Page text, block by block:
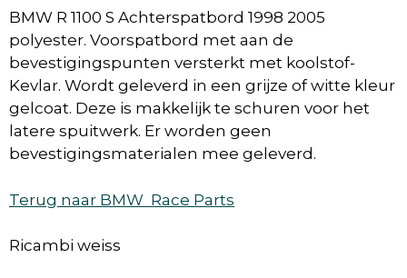
BMW R 1100 S Achterspatbord 1998 2005
polyester. Voorspatbord met aan de
bevestigingspunten versterkt met koolstof-
Kevlar. Wordt geleverd in een grijze of witte kleur
gelcoat. Deze is makkelijk te schuren voor het
latere spuitwerk. Er worden geen
bevestigingsmaterialen mee geleverd.
Terug naar BMW Race Parts
Ricambi weiss